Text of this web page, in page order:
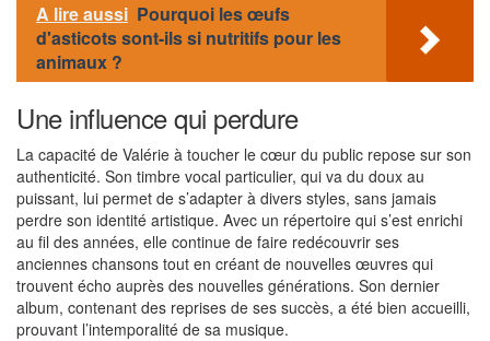
A lire aussi Pourquoi les œufs
d'asticots sont-ils si nutritifs pour les
animaux ?
Une influence qui perdure
La capacité de Valérie à toucher le cœur du public repose sur son
authenticité. Son timbre vocal particulier, qui va du doux au
puissant, lui permet de s’adapter à divers styles, sans jamais
perdre son identité artistique. Avec un répertoire qui s’est enrichi
au fil des années, elle continue de faire redécouvrir ses
anciennes chansons tout en créant de nouvelles œuvres qui
trouvent écho auprès des nouvelles générations. Son dernier
album, contenant des reprises de ses succès, a été bien accueilli,
prouvant l’intemporalité de sa musique.